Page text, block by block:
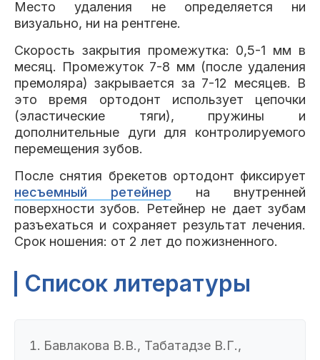
Место удаления не определяется ни
визуально, ни на рентгене.
Скорость закрытия промежутка: 0,5-1 мм в
месяц. Промежуток 7-8 мм (после удаления
премоляра) закрывается за 7-12 месяцев. В
это время ортодонт использует цепочки
(эластические тяги), пружины и
дополнительные дуги для контролируемого
перемещения зубов.
После снятия брекетов ортодонт фиксирует
несъемный ретейнер на внутренней
поверхности зубов. Ретейнер не дает зубам
разъехаться и сохраняет результат лечения.
Срок ношения: от 2 лет до пожизненного.
Список литературы
Бавлакова В.В., Табатадзе В.Г.,